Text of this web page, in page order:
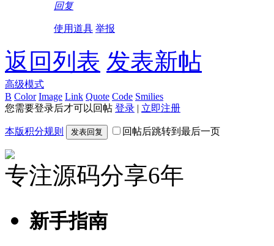
回复
使用道具 举报
返回列表 发表新帖
高级模式
B Color Image Link Quote Code Smilies
您需要登录后才可以回帖 登录 | 立即注册
本版积分规则 发表回复 回帖后跳转到最后一页
专注源码分享6年
新手指南